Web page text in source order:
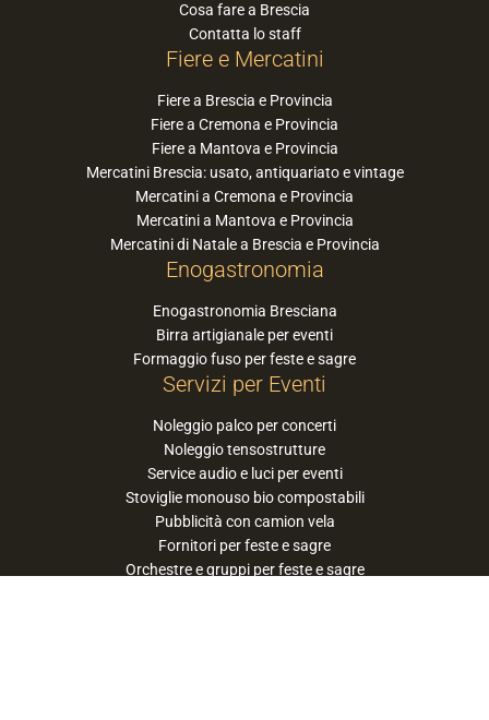
Cosa fare a Brescia
Contatta lo staff
Fiere e Mercatini
Fiere a Brescia e Provincia
Fiere a Cremona e Provincia
Fiere a Mantova e Provincia
Mercatini Brescia: usato, antiquariato e vintage
Mercatini a Cremona e Provincia
Mercatini a Mantova e Provincia
Mercatini di Natale a Brescia e Provincia
Enogastronomia
Enogastronomia Bresciana
Birra artigianale per eventi
Formaggio fuso per feste e sagre
Servizi per Eventi
Noleggio palco per concerti
Noleggio tensostrutture
Service audio e luci per eventi
Stoviglie monouso bio compostabili
Pubblicità con camion vela
Fornitori per feste e sagre
Orchestre e gruppi per feste e sagre